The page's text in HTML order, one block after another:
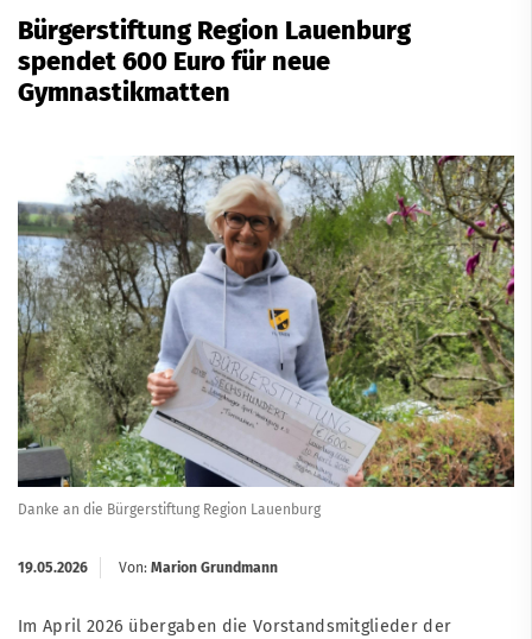
Bürgerstiftung Region Lauenburg
spendet 600 Euro für neue
Gymnastikmatten
Danke an die Bürgerstiftung Region Lauenburg
19.05.2026 Von: Marion Grundmann
Im April 2026 übergaben die Vorstandsmitglieder der